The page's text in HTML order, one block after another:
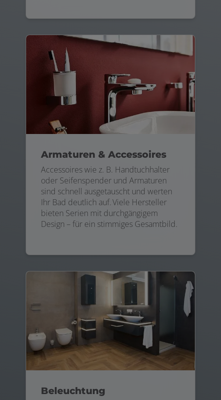
Armaturen & Accessoires
Accessoires wie z. B. Handtuchhalter
oder Seifenspender und Armaturen
sind schnell ausgetauscht und werten
Ihr Bad deutlich auf. Viele Hersteller
bieten Serien mit durchgängigem
Design – für ein stimmiges Gesamtbild.
Beleuchtung